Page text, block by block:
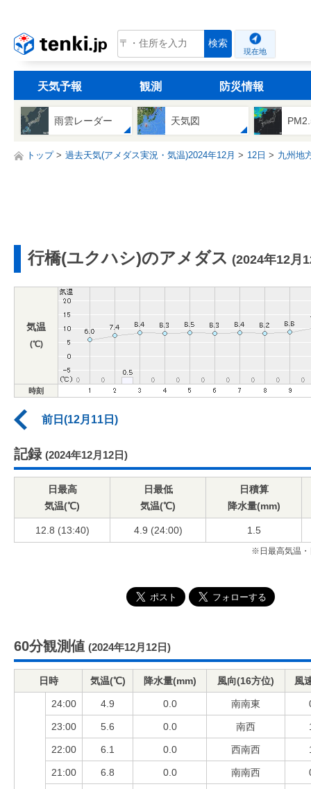
tenki.jp 検索
現在地
天気予報 観測 防災情報
雨雲レーダー 天気図
トップ 過去天気(アメダス実況・気温)2024年12月 12日 九州地
行橋(ユクハシ)のアメダス (2024年12月
気温
(℃)
時刻
前日(12月11日)
記録 (2024年12月12日)
日最高
気温(℃)
日最低
気温(℃)
日積算
降水量(mm)
12.8 (13:40) 4.9 (24:00) 1.5
※日最高気温・
60分観測値 (2024年12月12日)
日時 気温(℃) 降水量(mm) 風向(16方位) 風
24:00 4.9 0.0 南南東
23:00 5.6 0.0 南西
22:00 6.1 0.0 西南西
21:00 6.8 0.0 南南西